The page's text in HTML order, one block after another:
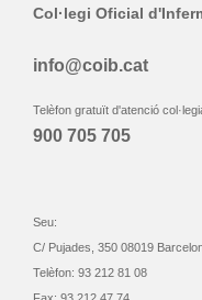
Col·legi Oficial
info@coib.cat
Telèfon gratuït d'atenció
900 705 705
Seu:
C/ Pujades, 350 08019
Telèfon: 93 212 81 08